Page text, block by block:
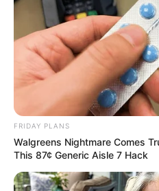
FRIDAY PLANS
Walgreens Nightmare Comes
This 87¢ Generic Aisle 7 Hack